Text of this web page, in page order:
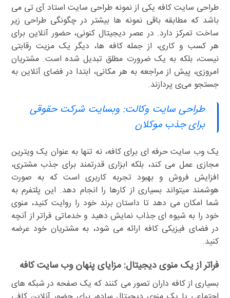
طراحی سایت کافه یکی از نمونه طراحی سایت استاد آی تی می
باشد که مطابقه باقی نمونه ها بیشتر در چگونگی طراحی زیر
ساخت تمرکز دارد. در عصر دیجیتال کنونی، حضور آنلاین برای
هر کسب و کاری، از جمله کافه ها، دیگر یک مزیت رقابتی
نیست، بلکه به یک ضرورت مطلق تبدیل شده است. مشتریان
امروزی، پیش از مراجعه به هر مکانی، ابتدا در فضای آنلاین به
جستجو می‌ی پردازند.
طراحی سایت وکالت: وبسایت شرکت حقوقی
برای جذب موکلان
یک وب سایت حرفه ای برای کافه، نه تنها به عنوان یک ویترین
مجازی عمل می کند، بلکه ابزاری قدرتمند برای جذب مشتری،
افزایش فروش و بهبود تجربه کاربری است که به صورت
هوشمند میتواند بسیاری از کارها را انجام دهد. این پلتفرم به
شما امکان می دهد تا داستان برند خود را روایت کنید، منوی
خود را به شیوه ای جذاب نمایش دهید و خدماتی فراتر از آنچه
در فضای فیزیکی کافه ارائه می شود، به مشتریان خود عرضه
کنید.
فراتر از یک منوی دیجیتال: مزایای پنهان وب سایت کافه
بسیاری از کافه داران تصور می کنند که یک صفحه در شبکه های